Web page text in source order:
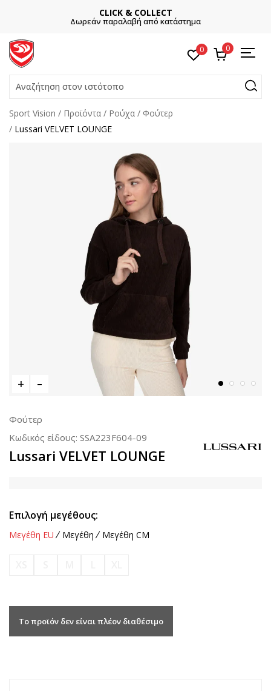
CLICK & COLLECT
Δωρεάν παραλαβή από κατάστημα
0 0
Αναζήτηση στον ιστότοπο
Sport Vision Προϊόντα Ρούχα
Φούτερ
Lussari VELVET LOUNGE
Φούτερ
Κωδικός είδους: SSA223F604-09
Lussari VELVET LOUNGE
Επιλογή μεγέθους:
Μεγέθη EU Μεγέθη Μεγέθη CM
Το προϊόν δεν είναι πλέον διαθέσιμο